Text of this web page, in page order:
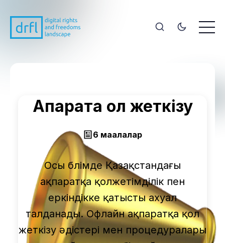
Ақпаратқа қол жеткізу
6 мақалалар
Осы бөлімде Қазақстандағы
ақпаратқа қолжетімділік пен
еркіндікке қатысты ахуал
талданады. Офлайн ақпаратқа қол
жеткізу әдістері мен процедуралары